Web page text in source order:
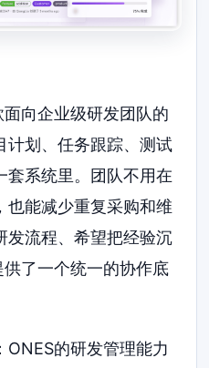
向企业级研发团队的
计划、任务跟踪、测试
套系统里。团队不用在
也能减少重复采购和维
发流程、希望把经验沉
了一个统一的协作底
：ONES的研发管理能力